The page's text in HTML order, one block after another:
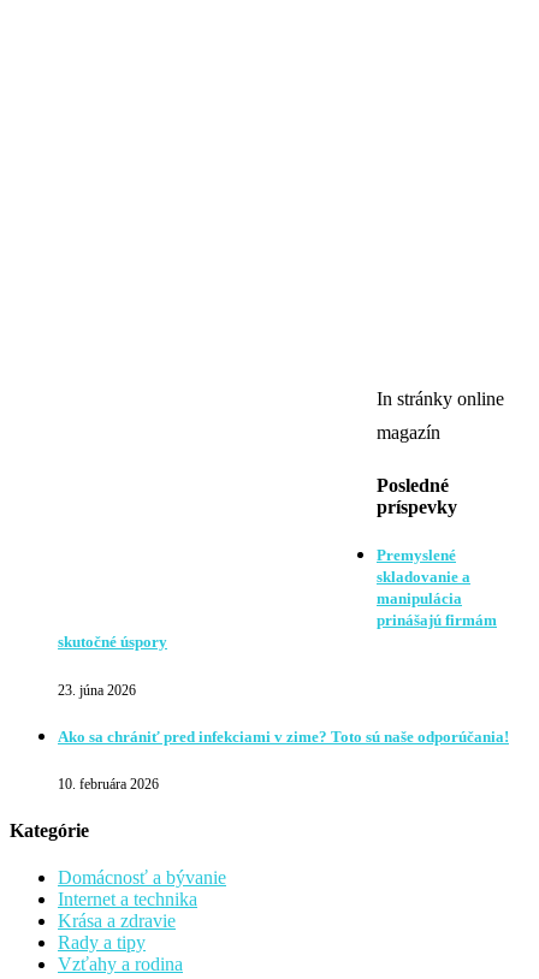
In stránky online
magazín
Posledné
príspevky
Premyslené
skladovanie a
manipulácia
prinášajú firmám
skutočné úspory
23. júna 2026
Ako sa chrániť pred infekciami v zime? Toto sú naše odporúčania!
10. februára 2026
Kategórie
Domácnosť a bývanie
Internet a technika
Krása a zdravie
Rady a tipy
Vzťahy a rodina